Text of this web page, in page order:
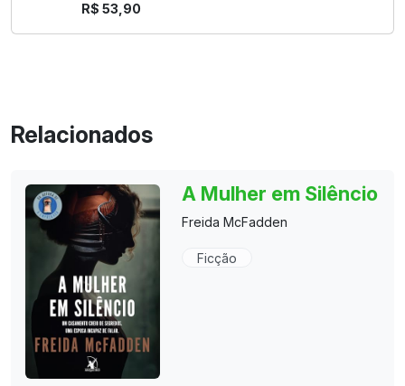
R$ 53,90
Relacionados
A Mulher em Silêncio
Freida McFadden
Ficção